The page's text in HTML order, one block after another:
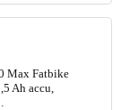
Max Fatbike
Ah accu,